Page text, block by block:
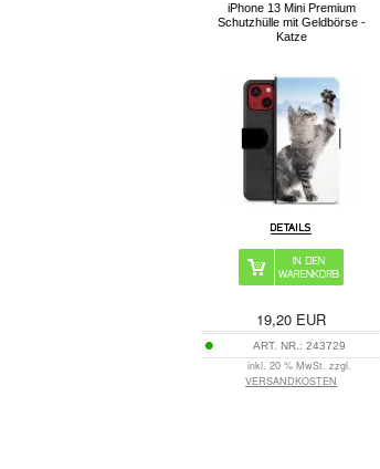
iPhone 13 Mini Premium
Schutzhülle mit Geldbörse -
Katze
19,20 EUR
ART. NR.:243729
inkl. 20 % MwSt. zzgl.
VERSANDKOSTEN